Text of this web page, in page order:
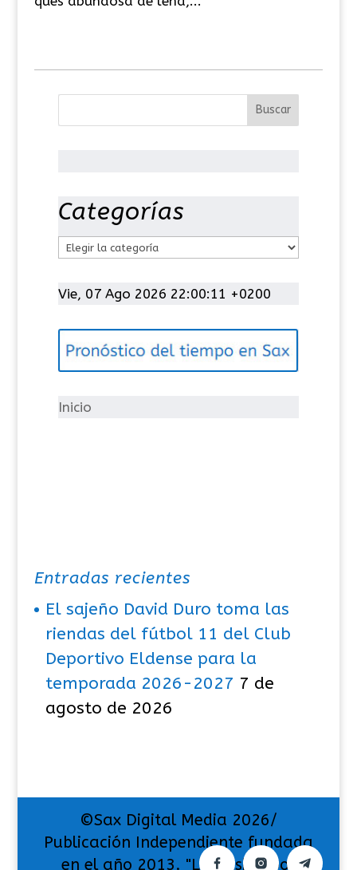
Categorías
t
g
í
Vie, 07 Ago 2026 22:00:11 +0200
Inicio
Entradas recientes
El sajeño David Duro toma las
riendas del fútbol 11 del Club
Deportivo Eldense para la
temporada 2026-2027 7 de
agosto de 2026
©Sax Digital Media 2026/
Publicación Independiente fundada
en el año 2013. "La pasión por